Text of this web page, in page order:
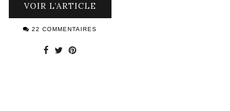
VOIR L’ARTICLE
22 COMMENTAIRES